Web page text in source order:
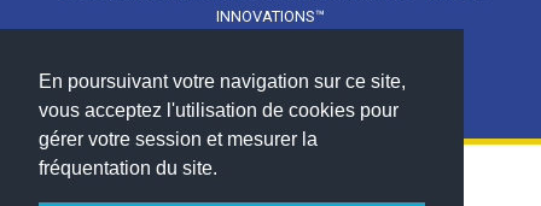
En poursuivant votre navigation sur ce site,
vous acceptez l'utilisation de cookies pour
gérer votre session et mesurer la
fréquentation du site.
INNOVATIONS™